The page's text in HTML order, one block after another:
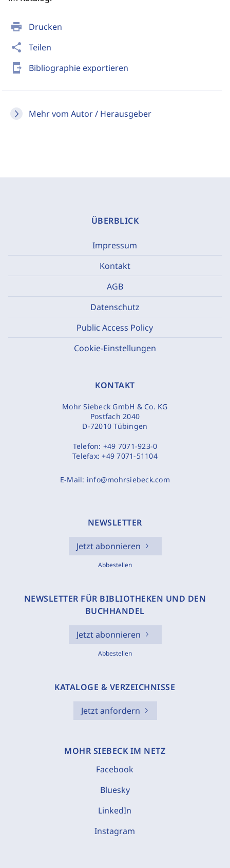
print Drucken
share Teilen
send_to_mobile Bibliographie exportieren
Mehr vom Autor / Herausgeber
ÜBERBLICK
Impressum
Kontakt
AGB
Datenschutz
Public Access Policy
Cookie-Einstellungen
KONTAKT
Mohr Siebeck GmbH & Co. KG
Postfach 2040
D-72010 Tübingen
Telefon: +49 7071-923-0
Telefax:+49 7071-51104
E-Mail: info@mohrsiebeck.com
NEWSLETTER
Jetzt abonnieren
Abbestellen
NEWSLETTER FÜR BIBLIOTHEKEN UND DEN
BUCHHANDEL
Jetzt abonnieren
Abbestellen
KATALOGE & VERZEICHNISSE
Jetzt anfordern
MOHR SIEBECK IM NETZ
Facebook
Bluesky
LinkedIn
Instagram